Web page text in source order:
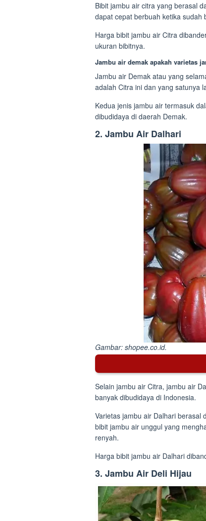
Bibit jambu air citra yang berasal
dapat cepat berbuah ketika sudah
Harga bibit jambu air Citra
ukuran bibitnya.
Jambu air demak apakah varietas
Jambu air Demak atau yang
adalah Citra ini dan yang satunya
Kedua jenis jambu air termasuk
dibudidaya di daerah Demak.
2. Jambu Air Dalhari
Gambar: shopee.co.id.
Selain jambu air Citra, jambu air
banyak dibudidaya di Indonesia.
Varietas jambu air Dalhari berasal
bibit jambu air unggul yang
renyah.
Harga bibit jambu air Dalhari
3. Jambu Air Deli Hijau